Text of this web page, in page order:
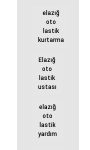
elazığ
oto
lastik
kurtarma
Elazığ
oto
lastik
ustası
elazığ
oto
lastik
yardım